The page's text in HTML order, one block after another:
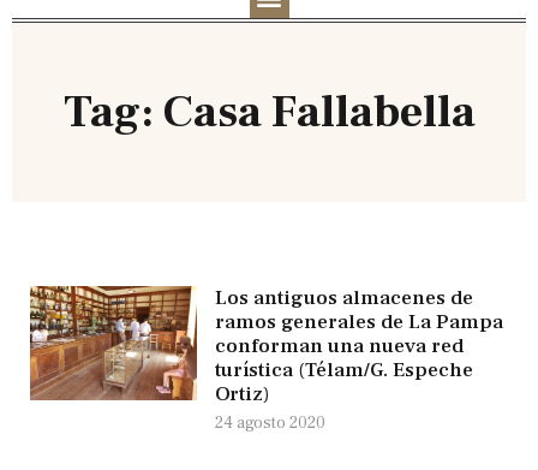
Tag: Casa Fallabella
Los antiguos almacenes de
ramos generales de La Pampa
conforman una nueva red
turística (Télam/G. Espeche
Ortiz)
24 agosto 2020